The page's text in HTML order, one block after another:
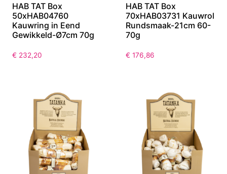
HAB TAT Box
50xHAB04760
Kauwring in Eend
Gewikkeld-Ø7cm 70g
€ 232,20
HAB TAT Box
70xHAB03731 Kauwrol
Rundsmaak-21cm 60-
70g
€ 176,86